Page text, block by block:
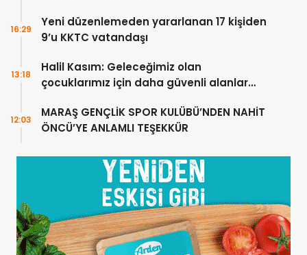
Yeni düzenlemeden yararlanan 17 kişiden
9’u KKTC vatandaşı
16:29
Halil Kasım: Geleceğimiz olan
çocuklarımız için daha güvenli alanlar
13:18
MARAŞ GENÇLİK SPOR KULÜBÜ’NDEN NAHİT
ÖNCÜ’YE ANLAMLI TEŞEKKÜR
12:03